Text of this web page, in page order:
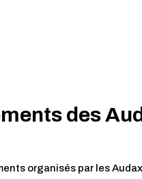
des
organisés par les